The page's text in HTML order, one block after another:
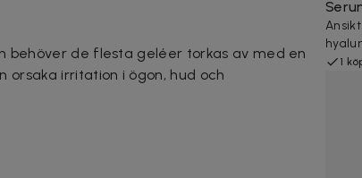
behöver de flesta geléer torkas av med en
orsaka irritation i ögon, hud och
1